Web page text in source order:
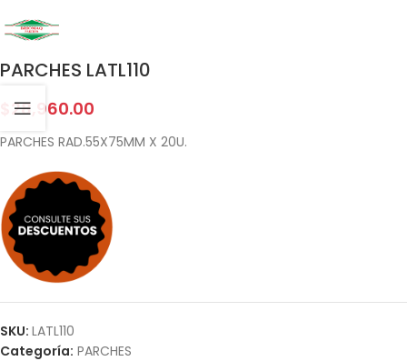
PARCHES LATL110
28,960.00
PARCHES RAD.55X75MM X 20U.
SKU: LATL110
Categoría: PARCHES